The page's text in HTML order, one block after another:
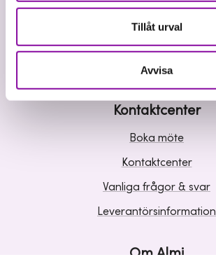
Tillåt urval
Avvisa
Riskkapital
Affärsutveckling
Kunskap och inspiration
Kontaktcenter
Boka möte
Kontaktcenter
Vanliga frågor & svar
Leverantörsinformation
Om Almi